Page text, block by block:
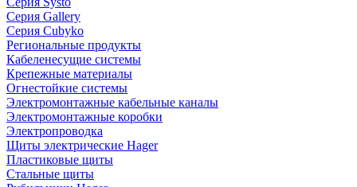
Серия Gallery
Серия Cubyko
Региональные продукты
Кабеленесущие системы
Крепежные материалы
Огнестойкие системы
Электромонтажные кабельные каналы
Электромонтажные коробки
Электропроводка
Щиты электрические Hager
Пластиковые щиты
Стальные щиты